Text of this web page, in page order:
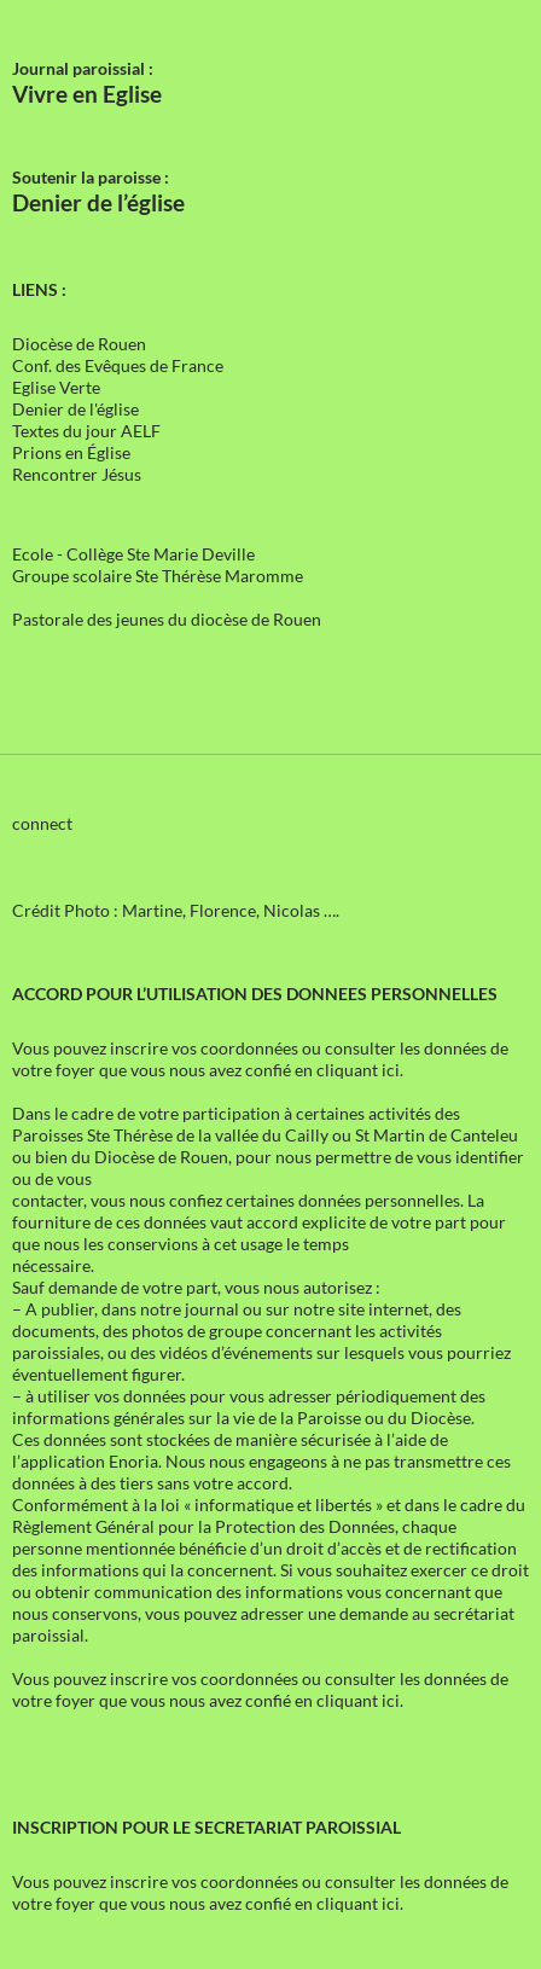
Journal paroissial :
Vivre en Eglise
Soutenir la paroisse :
Denier de l’église
LIENS :
Diocèse de Rouen
Conf. des Evêques de France
Eglise Verte
Denier de l'église
Textes du jour AELF
Prions en Église
Rencontrer Jésus
Ecole - Collège Ste Marie Deville
Groupe scolaire Ste Thérèse Maromme
Pastorale des jeunes du diocèse de Rouen
connect
Crédit Photo : Martine, Florence, Nicolas ….
ACCORD POUR L’UTILISATION DES DONNEES PERSONNELLES
Vous pouvez inscrire vos coordonnées ou consulter les données de
votre foyer que vous nous avez confié en cliquant ici.
Dans le cadre de votre participation à certaines activités des
Paroisses Ste Thérèse de la vallée du Cailly ou St Martin de Canteleu
ou bien du Diocèse de Rouen, pour nous permettre de vous identifier
ou de vous
contacter, vous nous confiez certaines données personnelles. La
fourniture de ces données vaut accord explicite de votre part pour
que nous les conservions à cet usage le temps
nécessaire.
Sauf demande de votre part, vous nous autorisez :
– A publier, dans notre journal ou sur notre site internet, des
documents, des photos de groupe concernant les activités
paroissiales, ou des vidéos d’événements sur lesquels vous pourriez
éventuellement figurer.
– à utiliser vos données pour vous adresser périodiquement des
informations générales sur la vie de la Paroisse ou du Diocèse.
Ces données sont stockées de manière sécurisée à l’aide de
l’application Enoria. Nous nous engageons à ne pas transmettre ces
données à des tiers sans votre accord.
Conformément à la loi « informatique et libertés » et dans le cadre du
Règlement Général pour la Protection des Données, chaque
personne mentionnée bénéficie d’un droit d’accès et de rectification
des informations qui la concernent. Si vous souhaitez exercer ce droit
ou obtenir communication des informations vous concernant que
nous conservons, vous pouvez adresser une demande au secrétariat
paroissial.
Vous pouvez inscrire vos coordonnées ou consulter les données de
votre foyer que vous nous avez confié en cliquant ici.
INSCRIPTION POUR LE SECRETARIAT PAROISSIAL
Vous pouvez inscrire vos coordonnées ou consulter les données de
votre foyer que vous nous avez confié en cliquant ici.